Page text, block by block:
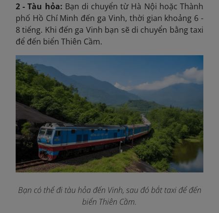
2 - Tàu hỏa: Bạn di chuyển từ Hà Nội hoặc Thành
phố Hồ Chí Minh đến ga Vinh, thời gian khoảng 6 -
8 tiếng. Khi đến ga Vinh bạn sẽ di chuyển bằng taxi
để đến biển Thiên Cầm.
Bạn có thể đi tàu hỏa đến Vinh, sau đó bắt taxi để đến
biển Thiên Cầm.